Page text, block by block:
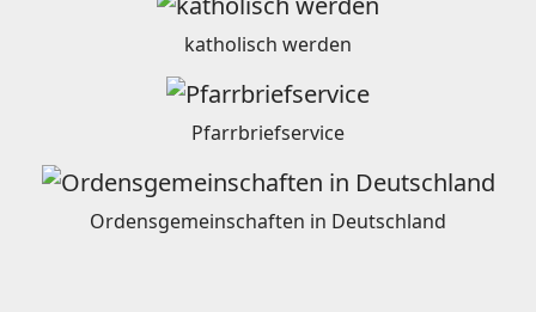
katholisch werden
Pfarrbriefservice
Ordensgemeinschaften in Deutschland